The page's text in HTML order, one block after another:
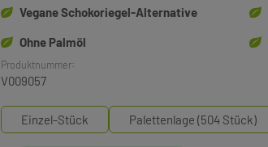
Vegane Schokoriegel-Alternative
Ohne Palmöl
Einzel-Stück Palettenlage (504 Stück)
Produktnummer:
V009057